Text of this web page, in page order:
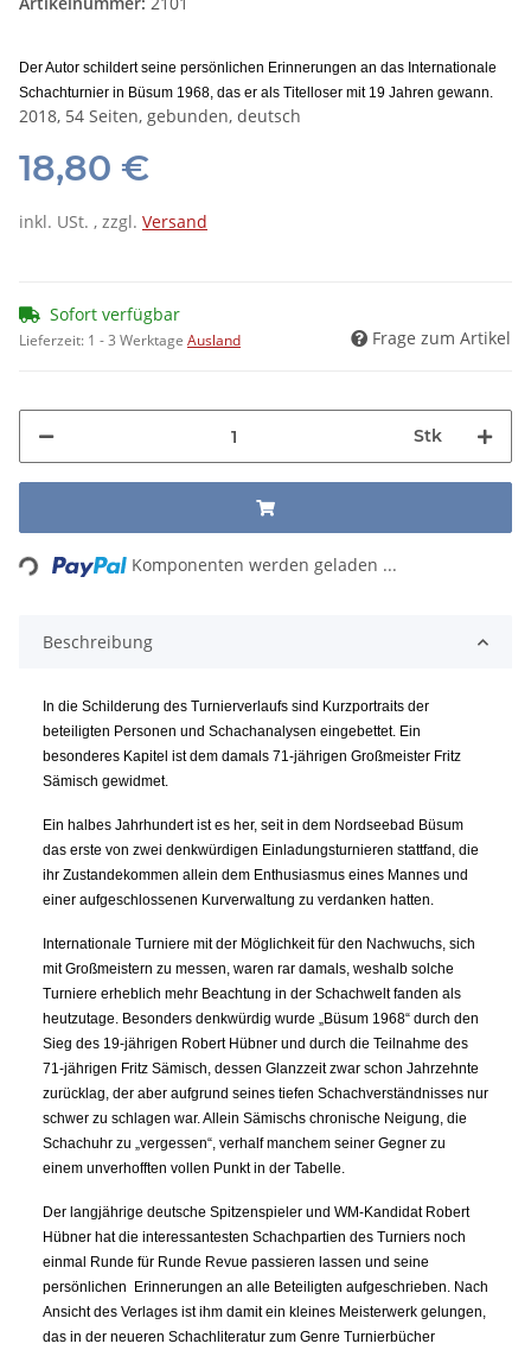
Der Autor schildert seine persönlichen Erinnerungen an das Internationale
Schachturnier in Büsum 1968, das er als Titelloser mit 19 Jahren gewann.
2018, 54 Seiten, gebunden, deutsch
18,80 €
inkl. USt. , zzgl. Versand
Sofort verfügbar
Lieferzeit: 1 - 3 Werktage Ausland Frage zum Artikel
Stk
Komponenten werden geladen ...
Beschreibung
In die Schilderung des Turnierverlaufs sind Kurzportraits der
beteiligten Personen und Schachanalysen eingebettet. Ein
besonderes Kapitel ist dem damals 71-jährigen Großmeister Fritz
Sämisch gewidmet.
Ein halbes Jahrhundert ist es her, seit in dem Nordseebad Büsum
das erste von zwei denkwürdigen Einladungsturnieren stattfand, die
ihr Zustandekommen allein dem Enthusiasmus eines Mannes und
einer aufgeschlossenen Kurverwaltung zu verdanken hatten.
Internationale Turniere mit der Möglichkeit für den Nachwuchs, sich
mit Großmeistern zu messen, waren rar damals, weshalb solche
Turniere erheblich mehr Beachtung in der Schachwelt fanden als
heutzutage. Besonders denkwürdig wurde „Büsum 1968“ durch den
Sieg des 19-jährigen Robert Hübner und durch die Teilnahme des
71-jährigen Fritz Sämisch, dessen Glanzzeit zwar schon Jahrzehnte
zurücklag, der aber aufgrund seines tiefen Schachverständnisses nur
schwer zu schlagen war. Allein Sämischs chronische Neigung, die
Schachuhr zu „vergessen“, verhalf manchem seiner Gegner zu
einem unverhofften vollen Punkt in der Tabelle.
Der langjährige deutsche Spitzenspieler und WM-Kandidat Robert
Hübner hat die interessantesten Schachpartien des Turniers noch
einmal Runde für Runde Revue passieren lassen und seine
persönlichen Erinnerungen an alle Beteiligten aufgeschrieben. Nach
Ansicht des Verlages ist ihm damit ein kleines Meisterwerk gelungen,
das in der neueren Schachliteratur zum Genre Turnierbücher